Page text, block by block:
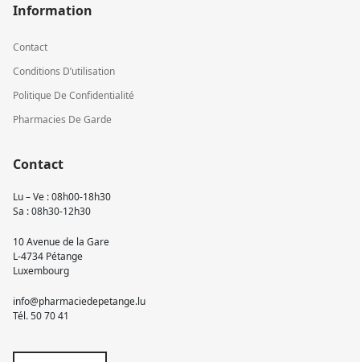
Information
Contact
Conditions D’utilisation
Politique De Confidentialité
Pharmacies De Garde
Contact
Lu – Ve : 08h00-18h30
Sa : 08h30-12h30
10 Avenue de la Gare
L-4734 Pétange
Luxembourg
info@pharmaciedepetange.lu
Tél.50 70 41